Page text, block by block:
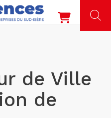
de Ville
de